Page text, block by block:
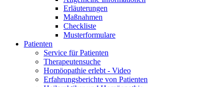
Erläuterungen
Maßnahmen
Checkliste
Musterformulare
Patienten
Service für Patienten
Therapeutensuche
Homöopathie erlebt - Video
Erfahrungsberichte von Patienten